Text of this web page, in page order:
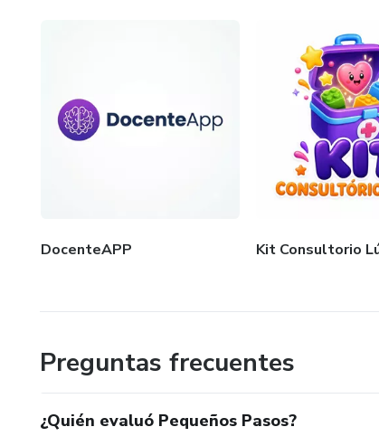
DocenteAPP Kit Consultorio
Preguntas frecuentes
¿Quién evaluó Pequeños Pasos?